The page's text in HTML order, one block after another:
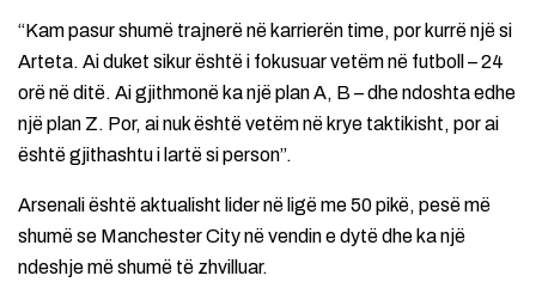
“Kam pasur shumë trajnerë në karrierën time, por kurrë një si
Arteta. Ai duket sikur është i fokusuar vetëm në futboll – 24
orë në ditë. Ai gjithmonë ka një plan A, B – dhe ndoshta edhe
një plan Z. Por, ai nuk është vetëm në krye taktikisht, por ai
është gjithashtu i lartë si person”.
Arsenali është aktualisht lider në ligë me 50 pikë, pesë më
shumë se Manchester City në vendin e dytë dhe ka një
ndeshje më shumë të zhvilluar.